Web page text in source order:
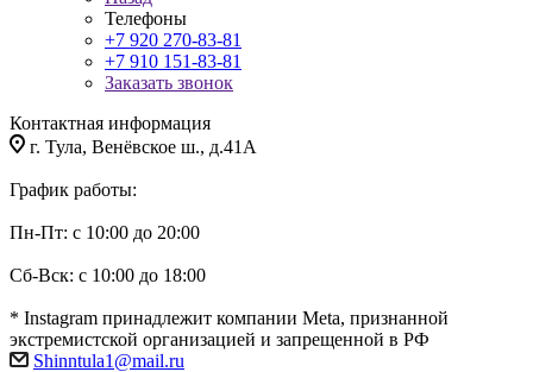
Телефоны
+7 920 270-83-81
+7 910 151-83-81
Заказать звонок
Контактная информация
г. Тула, Венёвское ш., д.41А
График работы:
Пн-Пт: с 10:00 до 20:00
Сб-Вск: с 10:00 до 18:00
* Instagram принадлежит компании Meta, признанной
экстремистской организацией и запрещенной в РФ
Shinntula1@mail.ru